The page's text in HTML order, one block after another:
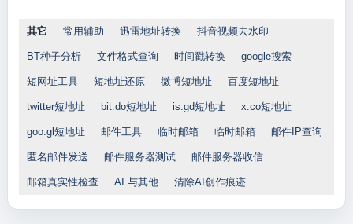
其它 常用辅助 迅雷地址转换 抖音视频去水印
BT种子分析 文件格式查询 时间戳转换 google搜索
短网址工具 短地址还原 微博短地址 百度短地址
twitter短地址 bit.do短地址 is.gd短地址 x.co短地址
goo.gl短地址 邮件工具 临时邮箱 临时邮箱 邮件IP查询
匿名邮件发送 邮件服务器测试 邮件服务器收信
邮箱真实性检查 AI 与其他 清除AI创作痕迹